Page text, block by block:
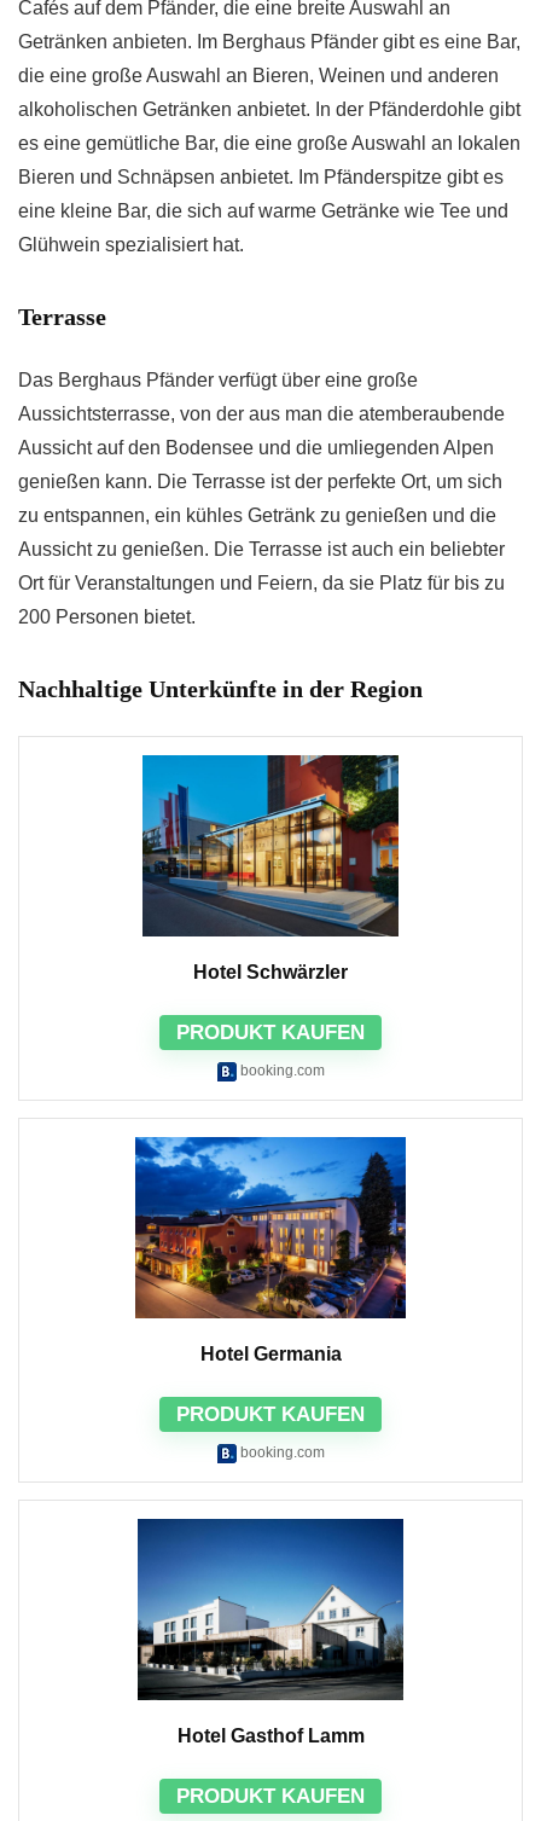
Cafés auf dem Pfänder, die eine breite Auswahl an
Getränken anbieten. Im Berghaus Pfänder gibt es eine Bar,
die eine große Auswahl an Bieren, Weinen und anderen
alkoholischen Getränken anbietet. In der Pfänderdohle gibt
es eine gemütliche Bar, die eine große Auswahl an lokalen
Bieren und Schnäpsen anbietet. Im Pfänderspitze gibt es
eine kleine Bar, die sich auf warme Getränke wie Tee und
Glühwein spezialisiert hat.
Terrasse
Das Berghaus Pfänder verfügt über eine große
Aussichtsterrasse, von der aus man die atemberaubende
Aussicht auf den Bodensee und die umliegenden Alpen
genießen kann. Die Terrasse ist der perfekte Ort, um sich
zu entspannen, ein kühles Getränk zu genießen und die
Aussicht zu genießen. Die Terrasse ist auch ein beliebter
Ort für Veranstaltungen und Feiern, da sie Platz für bis zu
200 Personen bietet.
Nachhaltige Unterkünfte in der Region
Hotel Schwärzler
PRODUKT KAUFEN
booking.com
Hotel Germania
PRODUKT KAUFEN
booking.com
Hotel Gasthof Lamm
PRODUKT KAUFEN